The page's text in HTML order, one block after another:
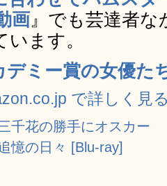
画 』でも芸達者
ます。
デミー賞の女優た
で詳しく見
千花の勝手にオスカー
憶の日々 [Blu-ray]